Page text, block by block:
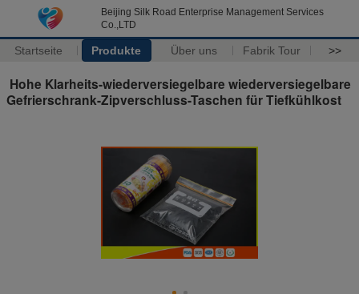
Beijing Silk Road Enterprise Management Services
Co.,LTD
Startseite Produkte Über uns Fabrik Tour >>
Hohe Klarheits-wiederversiegelbare wiederversiegelbare
Gefrierschrank-Zipverschluss-Taschen für Tiefkühlkost